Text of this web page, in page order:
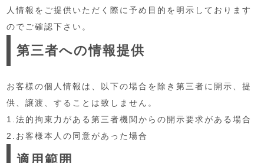
人情報をご提供いただく際に予め目的を明示しております
のでご確認下さい。
第三者への情報提供
お客様の個人情報は、以下の場合を除き第三者に開示、提
供、譲渡、することは致しません。
1.法的拘束力がある第三者機関からの開示要求がある場合
2.お客様本人の同意があった場合
適用範囲